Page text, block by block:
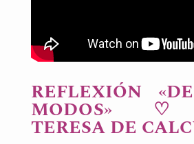
REFLEXIÓN
MODOS»
TERESA DE